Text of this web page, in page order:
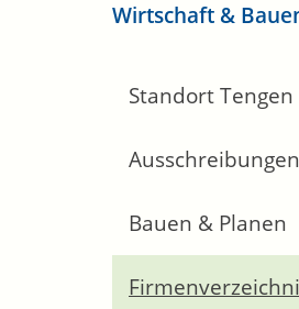
Wirtschaft &
Standort Tengen
Ausschreibungen
Bauen & Planen